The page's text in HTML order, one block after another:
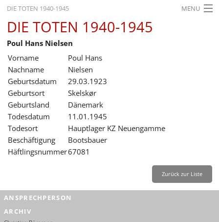
DIE TOTEN 1940-1945 MENU
STARTSEITE
AKTUELLES
AUSSTELLUNGEN
GESCHICHTE
BILDUNG
FORSCHUNG
SERVICE
Leichte Sprache
DIE TOTEN 1940-1945
Poul Hans Nielsen
Vorname
Poul Hans
Nachname
Nielsen
Geburtsdatum
29.03.1923
Geburtsort
Skelskør
Geburtsland
Dänemark
Todesdatum
11.01.1945
Todesort
Hauptlager KZ Neuengamme
Beschäftigung
Bootsbauer
Häftlingsnummer67081
Zurück zur Liste
ANSPRECHPERSON
ARCHIV